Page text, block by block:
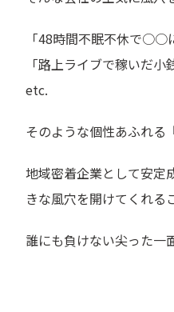
「48時間不眠不休で○○
「路上ライブで稼いだ小
etc.
そのような個性あふれる
地域密着企業として安定
きな風穴を開けてくれる
誰にも負けない尖った一